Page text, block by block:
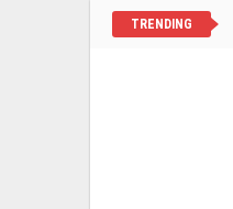
TRENDING